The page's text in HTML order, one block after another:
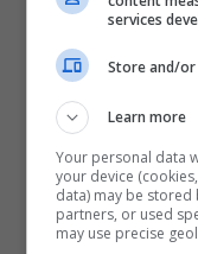
services
Store and/
Learn more
Your personal data
your device
data) may be stored
partners, or used
may use precise